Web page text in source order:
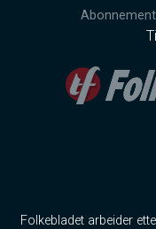
Folkebladet arbeider